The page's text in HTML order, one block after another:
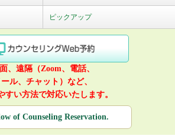
ピックアップ
、遠隔（Zoom、電話、
ル、チャット）など、
すい方法で対応いたします。
of Counseling Reservation.